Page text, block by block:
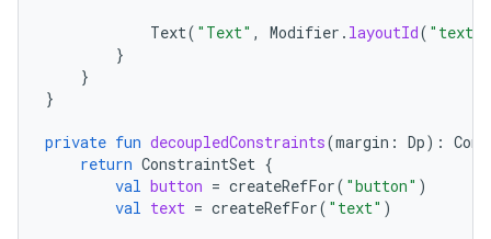
Text( "Text" , Modifier . layoutId( "text"
}
}
}
private fun decoupledConstraints(margin : Dp):
return ConstraintSet {
val button = createRefFor( "button" )
val text = createRefFor( "text" )